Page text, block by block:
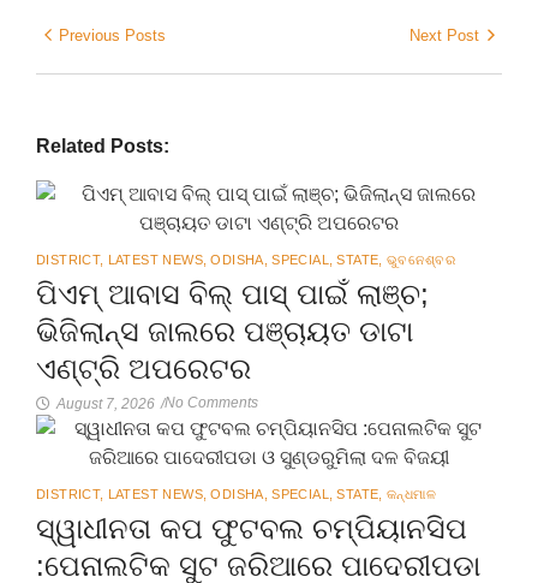
Previous Posts Next Post
Related Posts:
DISTRICT, LATEST NEWS ODISHA SPECIAL STATE ଭୁବନେଶ୍ବର
ପିଏମ୍ ଆବାସ ବିଲ୍ ପାସ୍ ପାଇଁ ଲାଞ୍ଚ;
ଭିଜିଲାନ୍ସ ଜାଲରେ ପଞ୍ଚାୟତ ଡାଟା
ଏଣ୍ଟ୍ରି ଅପରେଟର
August 7, 2026 /No Comments
DISTRICT, LATEST NEWS ODISHA SPECIAL STATE କନ୍ଧମାଳ
ସ୍ୱାଧୀନତା କପ ଫୁଟବଲ ଚମ୍ପିୟାନସିପ
:ପେନାଲଟିକ ସୁଟ ଜରିଆରେ ପାଦେରୀପଡା